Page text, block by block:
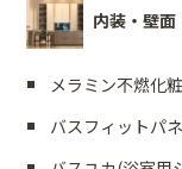
内装・壁面
メラミン不燃化
バスフィットパ